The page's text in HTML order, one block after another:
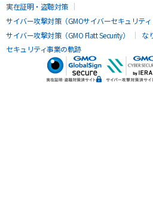
実在証明・盗聴対策
サイバー攻撃対策（GMOサイバーセキュリティ
サイバー攻撃対策（GMO Flatt Security）
な
セキュリティ事業の軌跡